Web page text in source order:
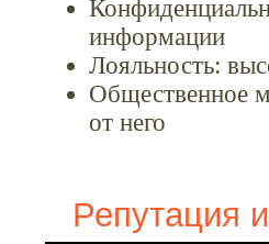
информации
Лояльность:
Общественное
от него
Репутация